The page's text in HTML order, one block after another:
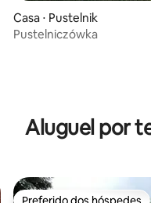
Casa ⋅ Pustelnik
Pustelniczówka
Aluguel por